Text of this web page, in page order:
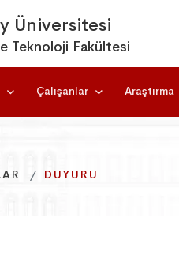
Üniversitesi
Teknoloji Fakültesi
Çalışanlar Araştırma
DUYURU
DUYURU
DUYURU